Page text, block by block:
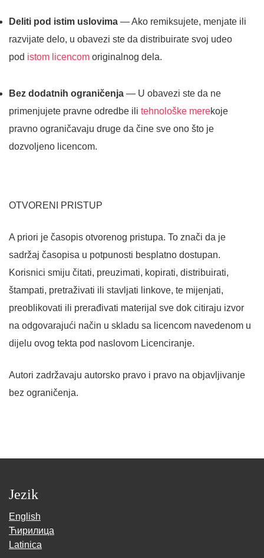
Deliti pod istim uslovima — Ako remiksujete, menjate ili
razvijate delo, u obavezi ste da distribuirate svoj udeo
pod istom licencom originalnog dela.
Bez dodatnih ograničenja — U obavezi ste da ne
primenjujete pravne odredbe ili tehnološke merekoje
pravno ograničavaju druge da čine sve ono što je
dozvoljeno licencom.
OTVORENI PRISTUP
A priori je časopis otvorenog pristupa. To znači da je
sadržaj časopisa u potpunosti besplatno dostupan.
Korisnici smiju čitati, preuzimati, kopirati, distribuirati,
štampati, pretraživati ili stavljati linkove, te mijenjati,
preoblikovati ili prerađivati materijal sve dok citiraju izvor
na odgovarajući način u skladu sa licencom navedenom u
dijelu ovog tekta pod naslovom Licenciranje.
Autori zadržavaju autorsko pravo i pravo na objavljivanje
bez ograničenja.
Jezik
English
Ћирилица
Latinica